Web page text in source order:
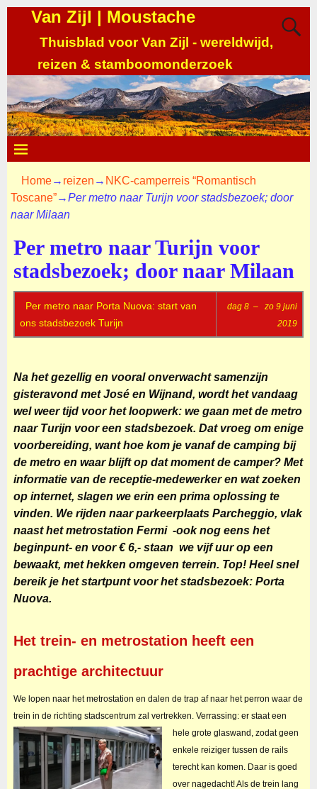
Van Zijl | Moustache
Thuisblad voor Van Zijl - wereldwijd,
reizen & stamboomonderzoek
Home→ reizen → NKC-camperreis “Romantisch
Toscane”→Per metro naar Turijn voor stadsbezoek; door
naar Milaan
Per metro naar Turijn voor
stadsbezoek; door naar Milaan
Per metro naar Porta Nuova: start van
ons stadsbezoek Turijn
dag 8 – zo 9 juni
2019
Na het gezellig en vooral onverwacht samenzijn
gisteravond met José en Wijnand, wordt het vandaag
wel weer tijd voor het loopwerk: we gaan met de metro
naar Turijn voor een stadsbezoek. Dat vroeg om enige
voorbereiding, want hoe kom je vanaf de camping bij
de metro en waar blijft op dat moment de camper? Met
informatie van de receptie-medewerker en wat zoeken
op internet, slagen we erin een prima oplossing te
vinden. We rijden naar parkeerplaats Parcheggio, vlak
naast het metrostation Fermi -ook nog eens het
beginpunt- en voor € 6,- staan we vijf uur op een
bewaakt, met hekken omgeven terrein. Top! Heel snel
bereik je het startpunt voor het stadsbezoek: Porta
Nuova.
Het trein- en metrostation heeft een
prachtige architectuur
We lopen naar het metrostation en dalen de trap af naar het perron waar de
trein in de richting stadscentrum zal vertrekken. Verrassing: er staat een
hele grote glaswand, zodat geen
enkele reiziger tussen de rails
terecht kan komen. Daar is goed
over nagedacht! Als de trein lang